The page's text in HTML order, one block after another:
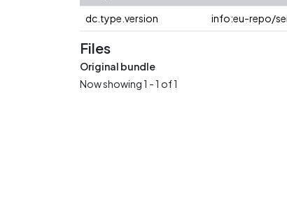
dc.type.version
info:eu-repo/
Files
Original bundle
Now showing1 - 1 of 1